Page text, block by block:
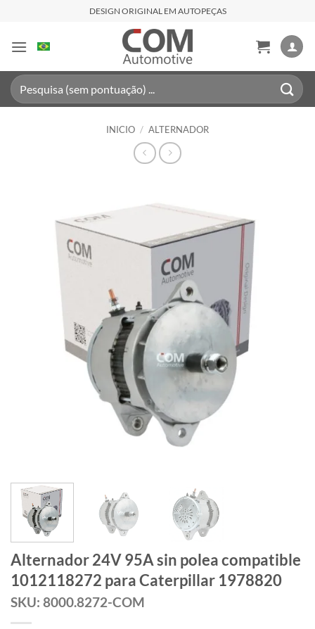
contenido
DESIGN ORIGINAL EM AUTOPEÇAS
Buscar
por:
INICIO / ALTERNADOR
Alternador 24V 95A sin polea compatible
1012118272 para Caterpillar 1978820
SKU: 8000.8272-COM